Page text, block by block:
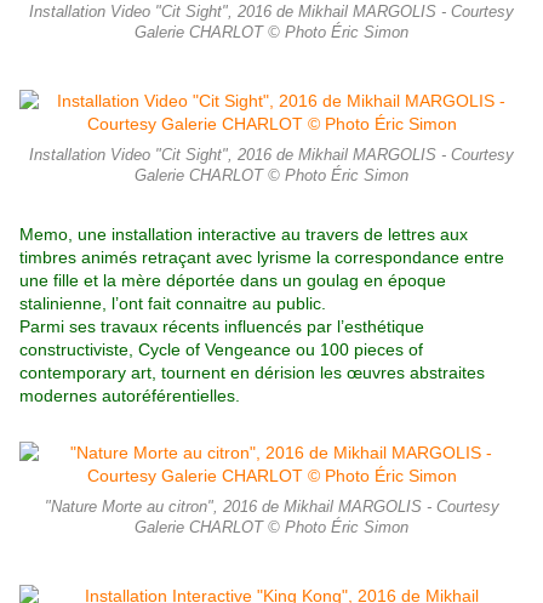
Installation Video "Cit Sight", 2016 de Mikhail MARGOLIS - Courtesy
Galerie CHARLOT © Photo Éric Simon
Installation Video "Cit Sight", 2016 de Mikhail MARGOLIS - Courtesy
Galerie CHARLOT © Photo Éric Simon
Memo, une installation interactive au travers de lettres aux
timbres animés retraçant avec lyrisme la correspondance entre
une fille et la mère déportée dans un goulag en époque
stalinienne, l’ont fait connaitre au public.
Parmi ses travaux récents influencés par l’esthétique
constructiviste, Cycle of Vengeance ou 100 pieces of
contemporary art, tournent en dérision les œuvres abstraites
modernes autoréférentielles.
"Nature Morte au citron", 2016 de Mikhail MARGOLIS - Courtesy
Galerie CHARLOT © Photo Éric Simon